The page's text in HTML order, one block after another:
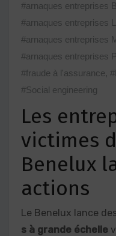
#arnaques entreprises
#arnaques entreprises
#arnaques entreprises
#arnaques entreprises
#fraude à l'assurance,
#Social engineering
Les
victimes
Benelux
actions
Le Benelux lance
s à grande échelle